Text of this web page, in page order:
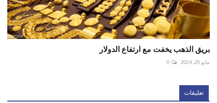
بريق الذهب يخفت مع ارتفاع الدولار
مايو 29, 2024 0
تعليقات